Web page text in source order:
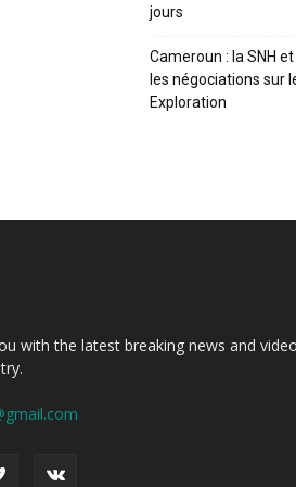
jours
Cameroun : la SNH
les négociations sur
Exploration
with the latest breaking news and